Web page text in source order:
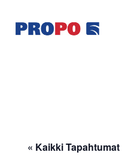
pääsisältöön
alatunnisteeseen
Ry
« Kaikki Tapahtumat